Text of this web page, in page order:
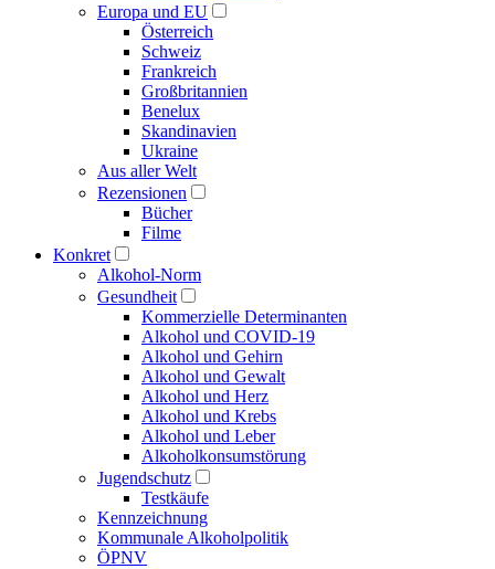
Europa und EU
Österreich
Schweiz
Frankreich
Großbritannien
Benelux
Skandinavien
Ukraine
Aus aller Welt
Rezensionen
Bücher
Filme
Konkret
Alkohol-Norm
Gesundheit
Kommerzielle Determinanten
Alkohol und COVID-19
Alkohol und Gehirn
Alkohol und Gewalt
Alkohol und Herz
Alkohol und Krebs
Alkohol und Leber
Alkoholkonsumstörung
Jugendschutz
Testkäufe
Kennzeichnung
Kommunale Alkoholpolitik
ÖPNV